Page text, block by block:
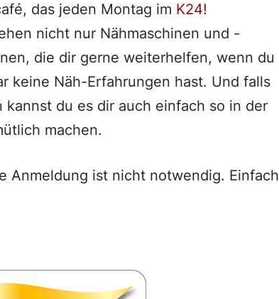
das jeden Montag im K24!
nicht nur Nähmaschinen und -
die dir gerne weiterhelfen, wenn du
keine Näh-Erfahrungen hast. Und falls
du es dir auch einfach so in der
machen.
Anmeldung ist nicht notwendig. Einfach